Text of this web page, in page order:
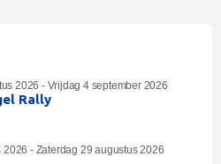
2026 - Vrijdag 4 september 2026
Rally
- Zaterdag 29 augustus 2026